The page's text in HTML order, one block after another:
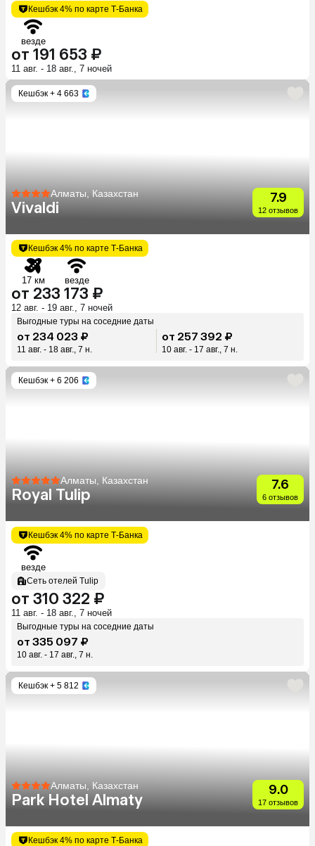
Кешбэк 4% по карте Т-Банка
везде
от 191 653 ₽
11 авг. - 18 авг., 7 ночей
Кешбэк + 4 663
Алматы, Казахстан
Vivaldi
7.9
12 отзывов
Кешбэк 4% по карте Т-Банка
17 км везде
от 233 173 ₽
12 авг. - 19 авг., 7 ночей
Выгодные туры на соседние даты
от 234 023 ₽
11 авг. - 18 авг., 7 н.
от 257 392 ₽
10 авг. - 17 авг., 7 н.
Кешбэк + 6 206
Алматы, Казахстан
Royal Tulip
7.6
6 отзывов
Кешбэк 4% по карте Т-Банка
везде
Сеть отелей Tulip
от 310 322 ₽
11 авг. - 18 авг., 7 ночей
Выгодные туры на соседние даты
от 335 097 ₽
10 авг. - 17 авг., 7 н.
Кешбэк + 5 812
Алматы, Казахстан
Park Hotel Almaty
9.0
17 отзывов
Кешбэк 4% по карте Т-Банка